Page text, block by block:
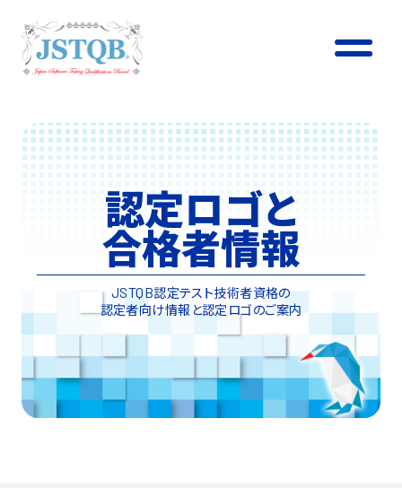
認定ロゴと
合格者情報
JSTQB認定テスト技術者資格の
認定者向け情報と認定ロゴのご案内